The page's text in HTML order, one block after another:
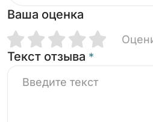
Ваша оценка
Текст отзыва *